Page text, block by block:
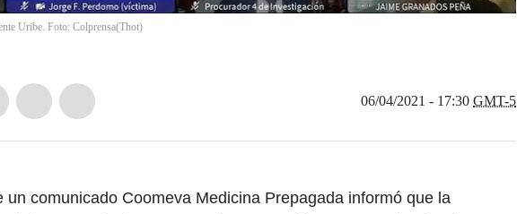
Uribe. Foto: Colprensa(Thot)
06/04/2021 - 17:30 GMT-5
un comunicado Coomeva Medicina Prepagada informó que la